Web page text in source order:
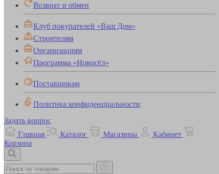
Возврат и обмен
Клуб покупателей «Ваш Дом»
Строителям
Организациям
Программа «Новосёл»
Поставщикам
Политика конфиденциальности
Задать вопрос
Главная
Каталог Магазины
Кабинет
Корзина